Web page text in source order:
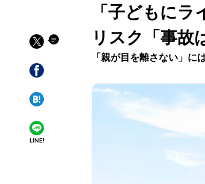
LINE!
「子どもに
リスク「事故
「親が目を離さない」に